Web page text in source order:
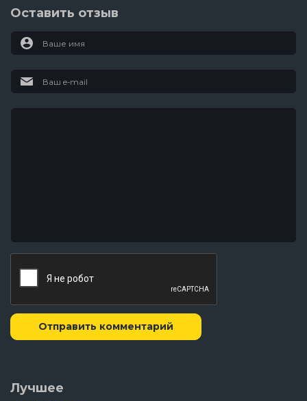
Оставить отзыв
Отправить комментарий
Лучшее